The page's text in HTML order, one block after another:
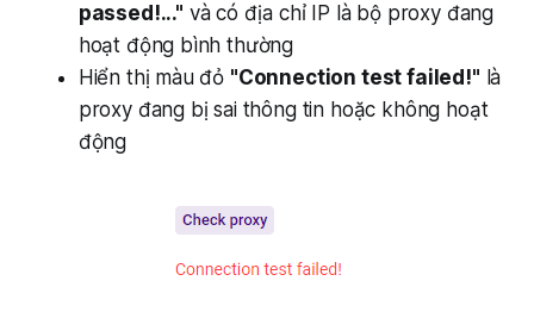
passed!..." và có địa chỉ IP là bộ proxy đang
hoạt động bình thường
Hiển thị màu đỏ "Connection test failed!" là
proxy đang bị sai thông tin hoặc không hoạt
động